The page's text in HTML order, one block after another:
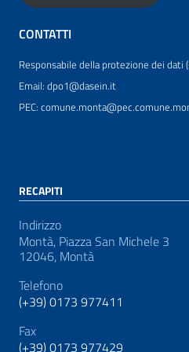
CONTATTI
Responsabile della protezione dei dati
Email: dpo1@dasein.it
PEC:
RECAPITI
Indirizzo
Montà, Piazza San Michele 3
12046, Montà
Telefono
(+39) 0173 977411
Fax
(+39) 0173 977429